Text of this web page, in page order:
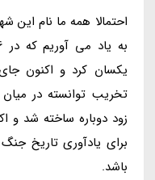
احتمالا همه ما نام این
یکسان کرد و اکنون
تخریب توانسته در
زود دوباره ساخته شد و
برای یادآوری تاریخ
باشد.